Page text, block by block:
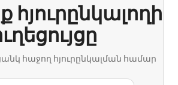
հաջող հյուրընկալման համար